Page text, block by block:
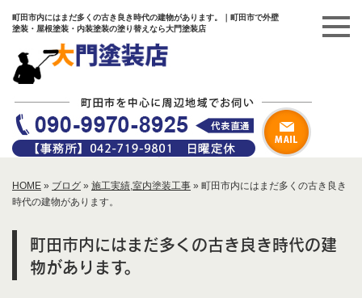
町田市内にはまだ多くの古き良き時代の建物があります。｜町田市で外壁
塗装・屋根塗装・内装塗装の塗り替えなら大門塗装店
HOME » ブログ » 施工実績 室内塗装工事 » 町田市内にはまだ多くの古き良き
時代の建物があります。
町田市内にはまだ多くの古き良き時代の建
物があります。